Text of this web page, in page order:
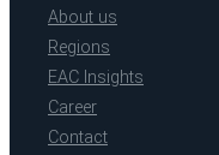
About us
Regions
EAC Insights
Career
Contact